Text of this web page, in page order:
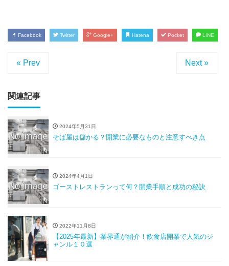
Facebook Twitter Google+ Hatena Pocket LINE
« Prev Next »
関連記事
2024年5月31日
そば屋は儲かる？開業に必要なものと注意すべき点
2024年4月1日
ゴーストレストランって何？開業手順と成功の秘訣
2022年11月8日
【2025年最新】業界通が紹介！飲食店開業で人気のジ
ャンル１０選